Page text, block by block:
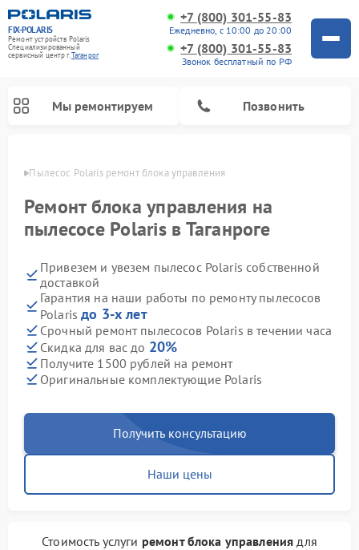
FIX-POLARIS
Ремонт устройств Polaris
Специализированный
cервисный центр г.Таганрог
+7 (800) 301-55-83
Ежедневно, с 10:00 до 20:00
+7 (800) 301-55-83
Звонок бесплатный по РФ
Мы ремонтируем Позвонить
Пылесос Polaris ремонт блока управления
Ремонт блока управления на
пылесосе Polaris в Таганроге
Привезем и увезем пылесос Polaris собственной
доставкой
Гарантия на наши работы по ремонту пылесосов
Polarisдо 3-х лет
Срочный ремонт пылесосов Polaris в течении часа
Скидка для вас до 20%
Получите 1500 рублей на ремонт
Оригинальные комплектующие Polaris
Получить консультацию
Наши цены
Стоимость услуги ремонт блока управления для